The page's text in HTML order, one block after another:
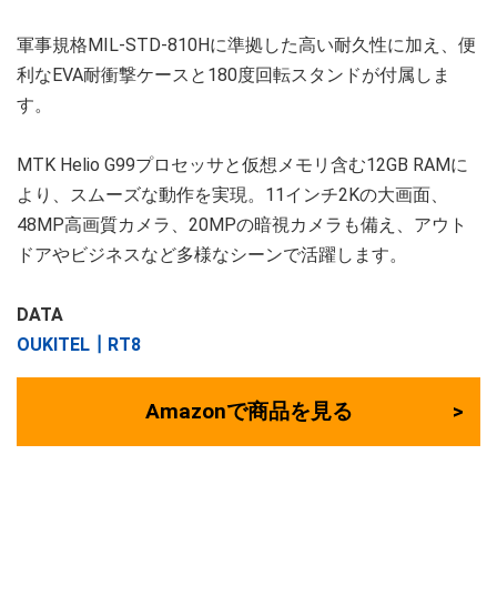
軍事規格MIL-STD-810Hに準拠した高い耐久性に加え、便
利なEVA耐衝撃ケースと180度回転スタンドが付属しま
す。
MTK Helio G99プロセッサと仮想メモリ含む12GB RAMに
より、スムーズな動作を実現。11インチ2Kの大画面、
48MP高画質カメラ、20MPの暗視カメラも備え、アウト
ドアやビジネスなど多様なシーンで活躍します。
DATA
OUKITEL┃RT8
Amazonで商品を見る